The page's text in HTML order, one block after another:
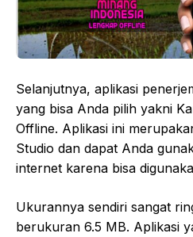
Selanjutnya, aplikasi
yang bisa Anda pilih yakni
Offline. Aplikasi ini
Studio dan dapat Anda
internet karena bisa
Ukurannya sendiri sangat
berukuran 6.5 MB. Aplikasi